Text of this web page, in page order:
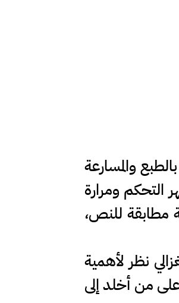
والمسارعة
التحكم ومرارة
مطابقة للنص،
نظر لأهمية
من أخلد إلى